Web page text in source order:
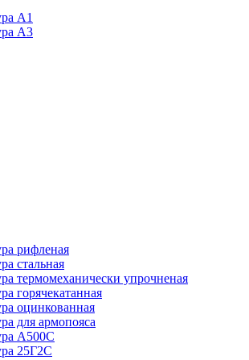
А1
А3
рифленая
стальная
термомеханически упрочненая
горячекатанная
оцинкованная
для армопояса
A500С
25Г2С